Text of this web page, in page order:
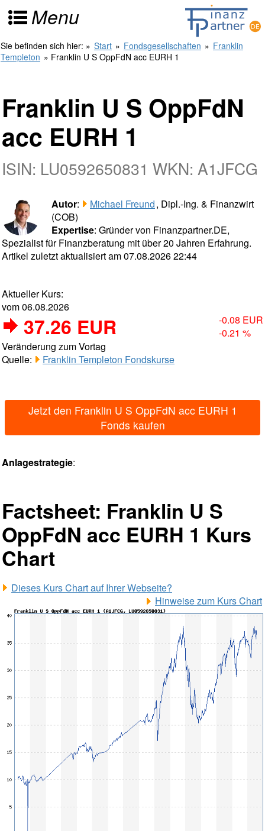
Menu
Sie befinden sich hier: » Start » Fondsgesellschaften » Franklin
Templeton » Franklin U S OppFdN acc EURH 1
Franklin U S OppFdN
acc EURH 1
ISIN: LU0592650831 WKN: A1JFCG
Autor: Michael Freund, Dipl.-Ing. & Finanzwirt
(COB)
Expertise: Gründer von Finanzpartner.DE,
Spezialist für Finanzberatung mit über 20 Jahren Erfahrung.
Artikel zuletzt aktualisiert am 07.08.2026 22:44
Aktueller Kurs:
vom 06.08.2026
37.26 EUR
-0.08 EUR
-0.21 %
Veränderung zum Vortag
Quelle:
Franklin Templeton Fondskurse
Jetzt den Franklin U S OppFdN acc EURH 1
Fonds kaufen
Anlagestrategie:
Factsheet: Franklin U S
OppFdN acc EURH 1 Kurs
Chart
Dieses Kurs Chart auf Ihrer Webseite?
Hinweise zum Kurs Chart